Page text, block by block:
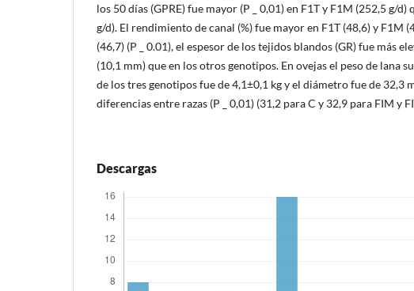
los 50 días (GPRE) fue mayor (P _ 0,01) en F1T y F1M (252,5 g/d)
g/d). El rendimiento de canal (%) fue mayor en F1T (48,6) y F1M
(46,7) (P _ 0.01), el espesor de los tejidos blandos (GR) fue más
(10,1 mm) que en los otros genotipos. En ovejas el peso de lana
de los tres genotipos fue de 4,1±0,1 kg y el diámetro fue de 32,3
diferencias entre razas (P _ 0,01) (31,2 para C y 32,9 para FIM y
Descargas